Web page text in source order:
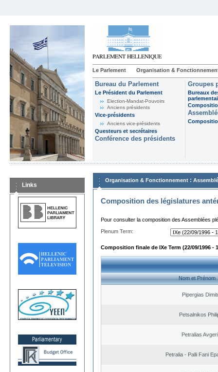
Le Parlement Organisation &
Bureau du Parlement
Le Président du Parlement
Election-Mandat-Pouvoirs
Anciens présidents
Vice-présidents
Anciens vice-présidents
Questeurs et secrétaires
Conférence des présidents
Groupes
Bureaux
Links
Organisation & Fonctionnement :
Composition des législatures
Pour consulter la composition des Assemblées
Plenum Term:
Composition finale de IXe Term (22/09/1996 -
Nom et Prénom
Pipergias
Petsalnikos
Petralias
Petralia - Palli Fani